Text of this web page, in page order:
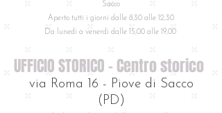
Sacco
Aperto tutti i giorni dalle 8,30 alle 12,30
Da lunedì a venerdì dalle 15,00 alle 19,00
UFFICIO STORICO - Centro storico
via Roma 16 - Piove di Sacco
(PD)